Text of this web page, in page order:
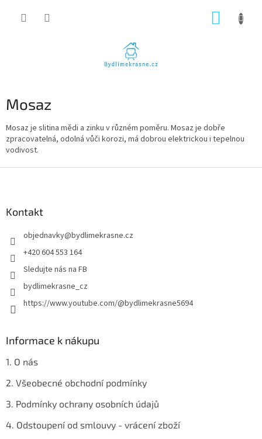
Mosaz
Mosaz je slitina mědi a zinku v různém poměru. Mosaz je dobře
zpracovatelná, odolná vůči korozi, má dobrou elektrickou i tepelnou
vodivost.
Kontakt
objednavky@bydlimekrasne.cz
+420 604 553 164
Sledujte nás na FB
bydlimekrasne_cz
https://www.youtube.com/@bydlimekrasne5694
Informace k nákupu
1. O nás
2. Všeobecné obchodní podmínky
3. Podmínky ochrany osobních údajů
4. Odstoupení od smlouvy - vrácení zboží